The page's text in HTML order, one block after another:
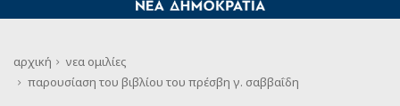
αρχική νεα ομιλίες
παρουσίαση του βιβλίου του πρέσβη γ. σαββαΐδη